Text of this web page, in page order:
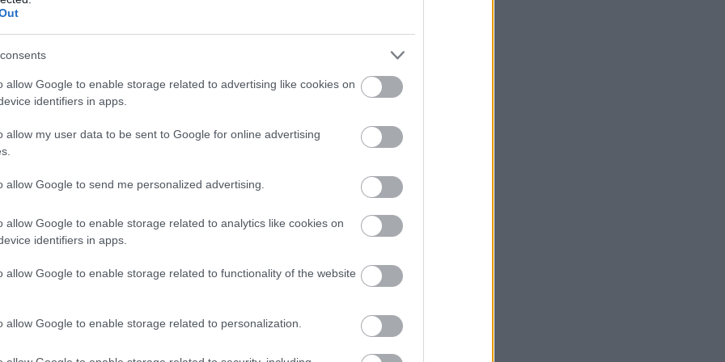
allow Google to enable storage related to advertising like cookies on
identifiers in apps.
allow my user data to be sent to Google for online advertising
allow Google to send me personalized advertising.
allow Google to enable storage related to analytics like cookies on
identifiers in apps.
allow Google to enable storage related to functionality of the website
allow Google to enable storage related to personalization.
na Šerlich znovu ve čtvrtek. Na hřebenech je vítr o
místech stopy zaváté. Kompletní úprava stop z
pátek. V Orlickém Záhoří bude upraven i osvětlený
za Národním domem, kde je nástup do stop, je třeba
klasiku. Jakmile se ale vjede do lesa, sněhu je více a
Jelyman, takže pokud nebudete závodit, tak radši